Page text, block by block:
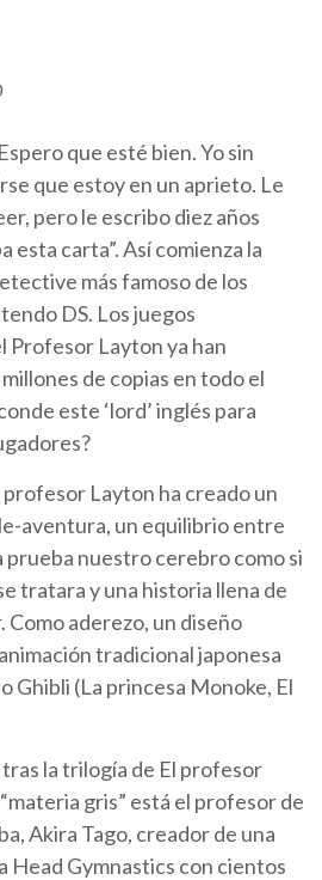
que esté bien. Yo sin
que estoy en un aprieto. Le
pero le escribo diez años
esta carta”. Así comienza la
más famoso de los
DS. Los juegos
Profesor Layton ya han
de copias en todo el
este ‘lord’ inglés para
profesor Layton ha creado un
aventura, un equilibrio entre
prueba nuestro cerebro como si
tratara y una historia llena de
Como aderezo, un diseño
tradicional japonesa
Ghibli (La princesa Monoke, El
la trilogía de El profesor
gris” está el profesor de
Akira Tago, creador de una
Head Gymnastics con cientos